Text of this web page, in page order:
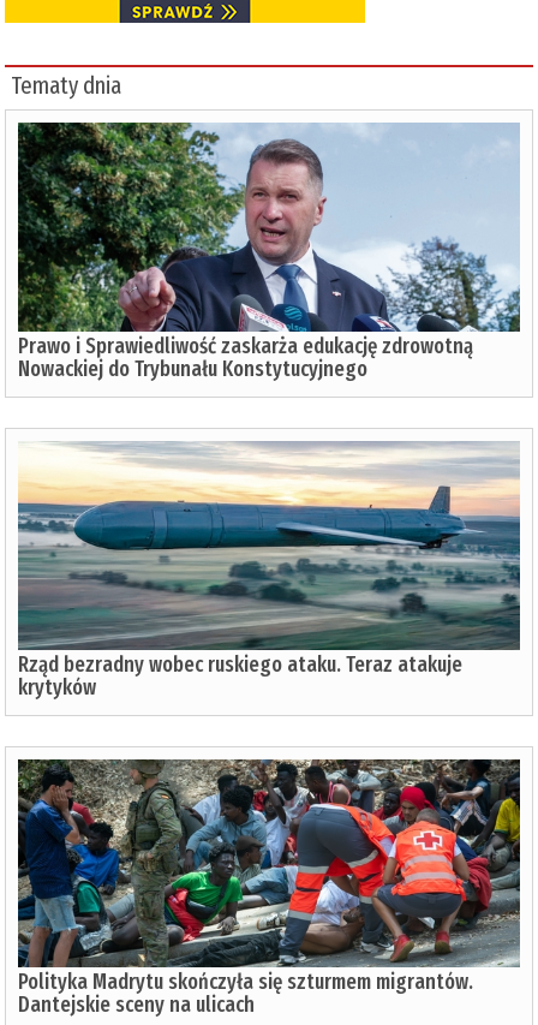
Tematy dnia
Prawo i Sprawiedliwość zaskarża edukację zdrowotną
Nowackiej do Trybunału Konstytucyjnego
Rząd bezradny wobec ruskiego ataku. Teraz atakuje
krytyków
Polityka Madrytu skończyła się szturmem migrantów.
Dantejskie sceny na ulicach